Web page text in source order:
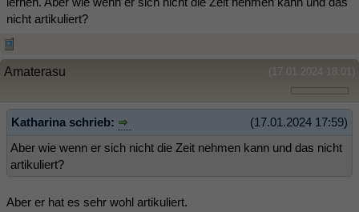
nicht artikuliert?
(17.01.2024 18:01)
Amaterasu
(17.01.2024 17:59)
Katharina schrieb:
Aber wie wenn er sich nicht die Zeit nehmen kann und das nicht
artikuliert?
Aber er hat es sehr wohl artikuliert.